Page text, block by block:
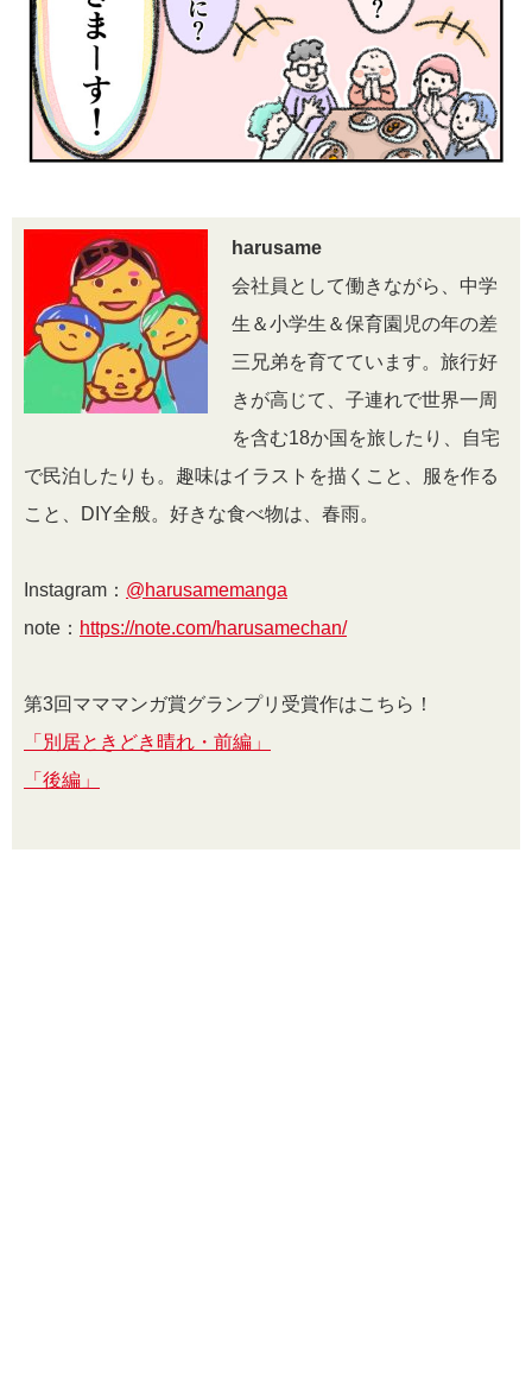
harusame
会社員として働きながら、中学
生＆小学生＆保育園児の年の差
三兄弟を育てています。旅行好
きが高じて、子連れで世界一周
を含む18か国を旅したり、自宅
で民泊したりも。趣味はイラストを描くこと、服を作る
こと、DIY全般。好きな食べ物は、春雨。
Instagram： @harusamemanga
note： https://note.com/harusamechan/
第3回マママンガ賞グランプリ受賞作はこちら！
「別居ときどき晴れ・前編」
「後編」